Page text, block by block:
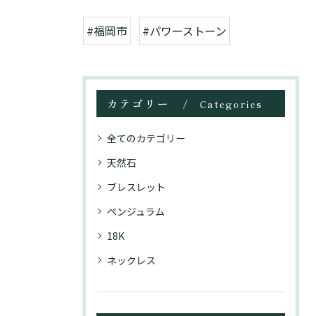
#福岡市 #パワーストーン
カテゴリー Categories
全てのカテゴリー
天然石
ブレスレット
ペンジュラム
18K
ネックレス